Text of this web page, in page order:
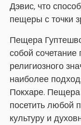
Дэвис, что
пещеры с точки
Пещера
собой
религиозного
наиболее
Покхаре.
посетить любой
культуру и